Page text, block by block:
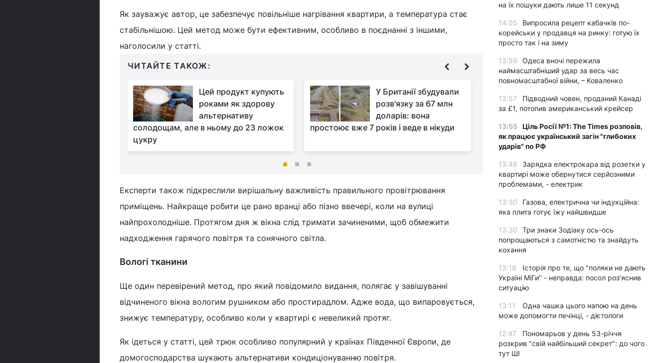
Як зауважує автор, це забезпечує повільніше нагрівання квартири, а температура стає
стабільнішою. Цей метод може бути ефективним, особливо в поєднанні з іншими,
наголосили у статті.
ЧИТАЙТЕ ТАКОЖ:
Цей продукт купують
роками як здорову
альтернативу
солодощам, але в ньому до 23 ложок
цукру
У Британії збудували
розв'язку за 67 млн
доларів: вона
простоює вже 7 років і веде в нікуди
рекомендують
розсипати в саду
мелений перець чилі: для чого він
потрібен
Експерти також підкреслили вирішальну важливість правильного провітрювання
приміщень. Найкраще робити це рано вранці або пізно ввечері, коли на вулиці
найпрохолодніше. Протягом дня ж вікна слід тримати зачиненими, щоб обмежити
надходження гарячого повітря та сонячного світла.
Вологі тканини
Ще один перевірений метод, про який повідомило видання, полягає у завішуванні
відчиненого вікна вологим рушником або простирадлом. Адже вода, що випаровується,
знижує температуру, особливо коли у квартирі є невеликий протяг.
Як ідеться у статті, цей трюк особливо популярний у країнах Південної Європи, де
домогосподарства шукають альтернативи кондиціонуванню повітря.
на їх пошуки дають лише 11 секунд
14:05
Випросила рецепт кабачків по-
корейськи у продавця на ринку: готую їх
просто так і на зиму
13:59
Одеса вночі пережила
наймасштабніший удар за весь час
повномасштабної війни, – Коваленко
13:57
Підводний човен, проданий Канаді
за £1, потопив американський крейсер
13:55 Ціль Росії №1: The Times розповів,
як працює український загін "глибоких
ударів" по РФ
13:48
Зарядка електрокара від розетки у
квартирі може обернутися серйозними
проблемами, - електрик
13:30
Газова, електрична чи індукційна:
яка плита готує їжу найшвидше
13:30
Три знаки Зодіаку ось-ось
попрощаються з самотністю та знайдуть
кохання
13:18
Історія про те, що "поляки не дають
Україні МіГи" - неправда: посол роз’яснив
ситуацію
13:11
Одна чашка цього напою на день
може допомогти печінці, - дієтологи
12:47
Пономарьов у день 53-річчя
розкрив "свій найбільший секрет": до чого
тут ШІ